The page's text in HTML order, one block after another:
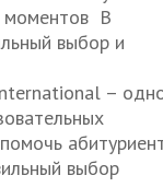
моментов В
выбор и
–
выбор